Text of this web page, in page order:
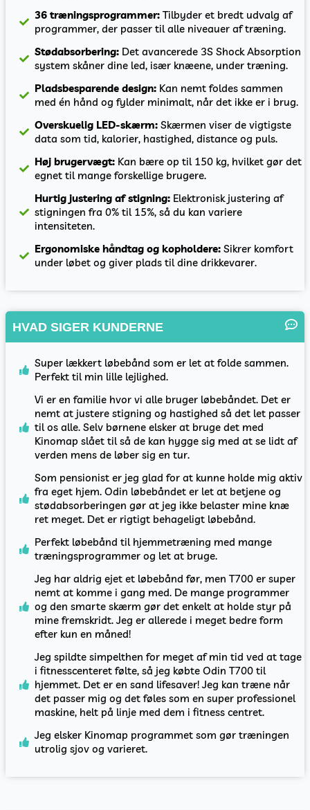
36 træningsprogrammer:Tilbyder et bredt udvalg af
programmer, der passer til alle niveauer af træning.
Stødabsorbering: Det avancerede 3S Shock Absorption
system skåner dine led, især knæene, under træning.
Pladsbesparende design: Kan nemt foldes sammen
med én hånd og fylder minimalt, når det ikke er i brug.
Overskuelig LED-skærm:Skærmen viser de vigtigste
data som tid, kalorier, hastighed, distance og puls.
Høj brugervægt: Kan bære op til 150 kg, hvilket gør det
egnet til mange forskellige brugere.
Hurtig justering af stigning: Elektronisk justering af
stigningen fra 0% til 15%, så du kan variere
intensiteten.
Ergonomiske håndtag og kopholdere: Sikrer komfort
under løbet og giver plads til dine drikkevarer.
HVAD SIGER KUNDERNE
Super lækkert løbebånd som er let at folde sammen.
Perfekt til min lille lejlighed.
Vi er en familie hvor vi alle bruger løbebåndet. Det er
nemt at justere stigning og hastighed så det let passer
til os alle. Selv børnene elsker at bruge det med
Kinomap slået til så de kan hygge sig med at se lidt af
verden mens de løber sig en tur.
Som pensionist er jeg glad for at kunne holde mig aktiv
fra eget hjem. Odin løbebåndet er let at betjene og
stødabsorberingen gør at jeg ikke belaster mine knæ
ret meget. Det er rigtigt behageligt løbebånd.
Perfekt løbebånd til hjemmetræning med mange
træningsprogrammer og let at bruge.
Jeg har aldrig ejet et løbebånd før, men T700 er super
nemt at komme i gang med. De mange programmer
og den smarte skærm gør det enkelt at holde styr på
mine fremskridt. Jeg er allerede i meget bedre form
efter kun en måned!
Jeg spildte simpelthen for meget af min tid ved at tage
i fitnesscenteret følte, så jeg købte Odin T700 til
hjemmet. Det er en sand lifesaver! Jeg kan træne når
det passer mig og det føles som en super professionel
maskine, helt på linje med dem i fitness centret.
Jeg elsker Kinomap programmet som gør træningen
utrolig sjov og varieret.